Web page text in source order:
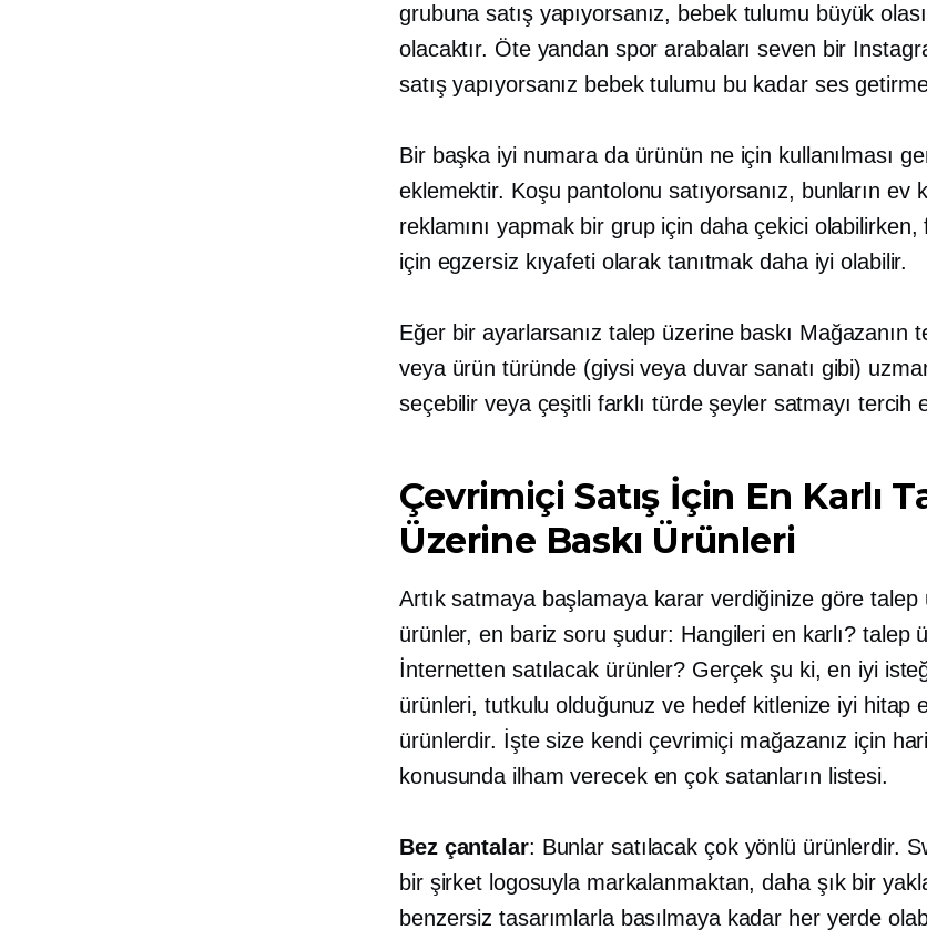
grubuna satış yapıyorsanız, bebek tulumu büyük
olacaktır. Öte yandan spor arabaları seven bir
satış yapıyorsanız bebek tulumu bu kadar ses
Bir başka iyi numara da ürünün ne için kullanılması
eklemektir. Koşu pantolonu satıyorsanız, bunların ev
reklamını yapmak bir grup için daha çekici olabilirken,
için egzersiz kıyafeti olarak tanıtmak daha iyi olabilir.
Eğer bir ayarlarsanız talep üzerine baskı Mağazanın
veya ürün türünde (giysi veya duvar sanatı gibi)
seçebilir veya çeşitli farklı türde şeyler satmayı tercih
Çevrimiçi Satış İçin En Karlı
Üzerine Baskı Ürünleri
Artık satmaya başlamaya karar verdiğinize göretalep
ürünler, en bariz soru şudur: Hangileri en karlı? talep
İnternetten satılacak ürünler? Gerçek şu ki, en iyi
ürünleri, tutkulu olduğunuz ve hedef kitlenize iyi hitap
ürünlerdir. İşte size kendi çevrimiçi mağazanız için
konusunda ilham verecek en çok satanların listesi.
Bez çantalar: Bunlar satılacak çok yönlü ürünlerdir.
bir şirket logosuyla markalanmaktan, daha şık bir
benzersiz tasarımlarla basılmaya kadar her yerde